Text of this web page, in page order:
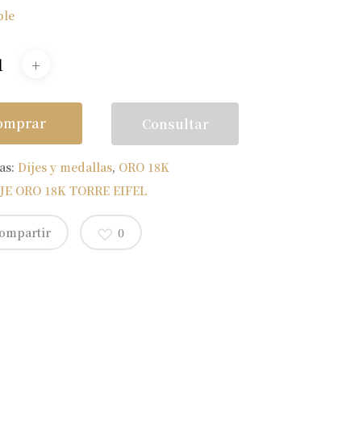
Consultar
Dijes y medallas, ORO 18K
ORO 18K TORRE EIFEL
0